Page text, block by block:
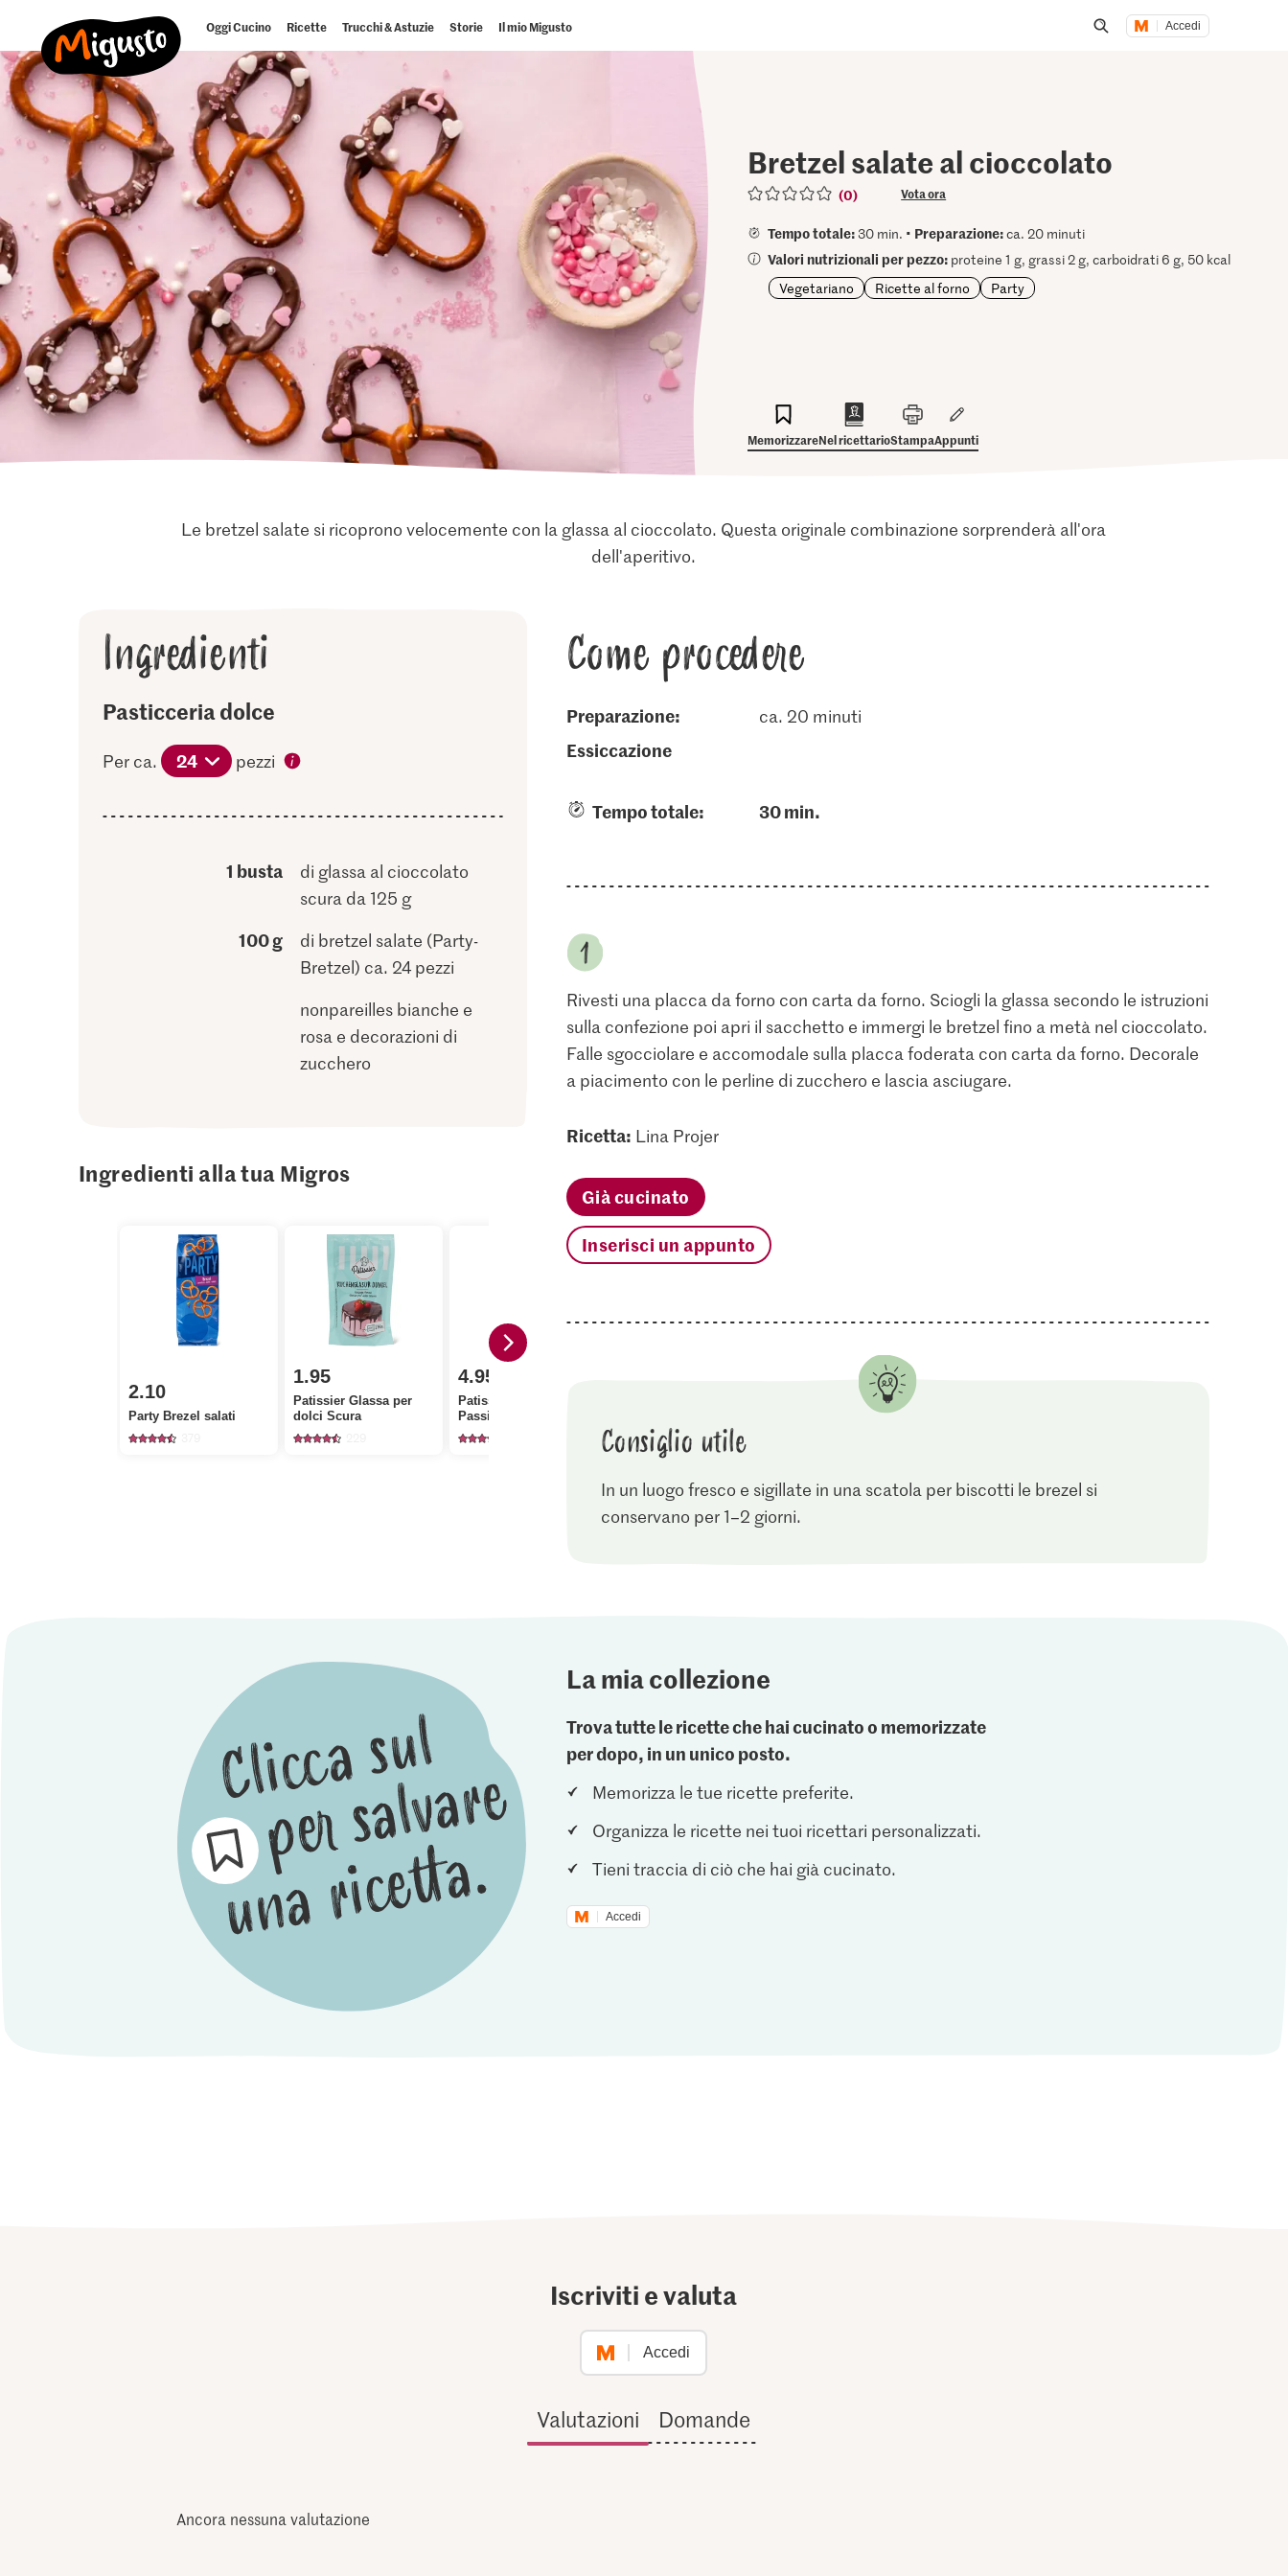
Oggi Cucino Ricette Trucchi & Astuzie Storie Il mio Migusto Accedi
Bretzel salate al cioccolato
(0) Vota ora
Tempo totale: 30 min. • Preparazione:ca. 20 minuti
Valori nutrizionali per pezzo: proteine 1 g, grassi 2 g, carboidrati 6 g, 50 kcal
Vegetariano
Ricette al forno Party
MemorizzareNel ricettarioStampaAppunti
Le bretzel salate si ricoprono velocemente con la glassa al cioccolato. Questa originale combinazione sorprenderà all'ora
dell'aperitivo.
Ingredienti
Pasticceria dolce
Per ca. 24 pezzi
1 busta
di glassa al cioccolato
scura da 125 g
100 g
di bretzel salate (Party-
Bretzel) ca. 24 pezzi
nonpareilles bianche e
rosa e decorazioni di
zucchero
Ingredienti alla tua Migros
2.10
Party Brezel salati
1.95
Patissier Glassa per
dolci Scura
4.95
Patissier Decorazioni
Passione viola
Come procedere
Preparazione: ca. 20 minuti
essiccazione
Tempo totale: 30 min.
Rivesti una placca da forno con carta da forno. Sciogli la glassa secondo le istruzioni
sulla confezione poi apri il sacchetto e immergi le bretzel fino a metà nel cioccolato.
Falle sgocciolare e accomodale sulla placca foderata con carta da forno. Decorale
a piacimento con le perline di zucchero e lascia asciugare.
Ricetta: Lina Projer
Già cucinato
Inserisci un appunto
Consiglio utile
In un luogo fresco e sigillate in una scatola per biscotti le brezel si
conservano per 1–2 giorni.
La mia collezione
Trova tutte le ricette che hai cucinato o memorizzate
per dopo, in un unico posto.
Memorizza le tue ricette preferite.
Organizza le ricette nei tuoi ricettari personalizzati.
Tieni traccia di ciò che hai già cucinato.
Accedi
Iscriviti e valuta
Accedi
Valutazioni Domande
Ancora nessuna valutazione